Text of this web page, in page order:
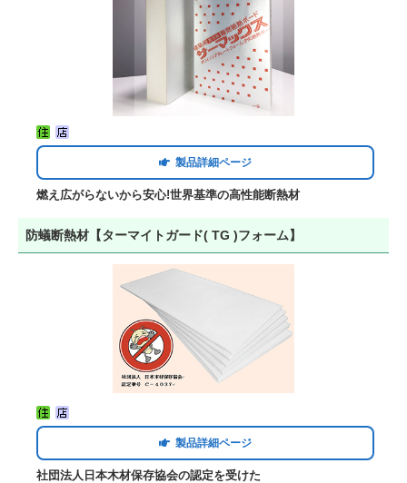
製品詳細ページ
燃え広がらないから安心!世界基準の高性能断熱材
防蟻断熱材【ターマイトガード( TG )フォーム】
製品詳細ページ
社団法人日本木材保存協会の認定を受けた